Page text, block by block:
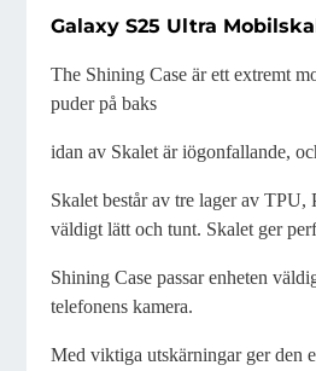
Galaxy S25 Ultra
The Shining Case är ett extremt
puder på baks
idan av Skalet är iögonfallande,
Skalet består av tre lager av
väldigt lätt och tunt. Skalet ger
Shining Case passar enheten
telefonens kamera.
Med viktiga utskärningar ger den